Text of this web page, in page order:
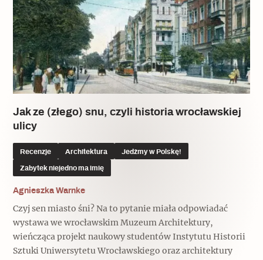
Jak ze (złego) snu, czyli historia wrocławskiej
ulicy
Recenzje Architektura Jedźmy w Polskę!
Zabytek niejedno ma imię
Agnieszka Warnke
Czyj sen miasto śni? Na to pytanie miała odpowiadać
wystawa we wrocławskim Muzeum Architektury,
wieńcząca projekt naukowy studentów Instytutu Historii
Sztuki Uniwersytetu Wrocławskiego oraz architektury